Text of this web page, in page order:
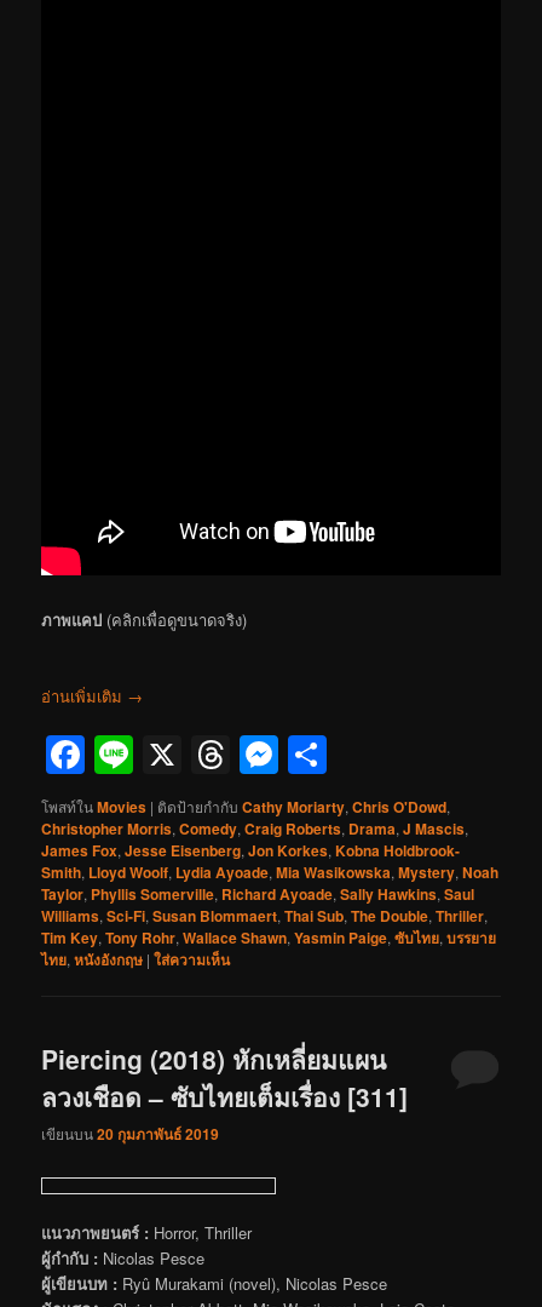
ภาพแคป (คลิกเพื่อดูขนาดจริง)
อ่านเพิ่มเติม →
Facebook
Line
X Threads
Messenger
โพสท์ในMovies | ติดป้ายกำกับ Cathy Moriarty,Chris O'Dowd,
Christopher Morris,Comedy,Craig Roberts, Drama,J Mascis,
James Fox,Jesse Eisenberg,Jon Korkes,Kobna Holdbrook-
Smith, Lloyd Woolf, Lydia Ayoade,Mia Wasikowska,Mystery,Noah
Taylor, Phyllis Somerville, Richard Ayoade,Sally Hawkins,Saul
Williams,Sci-Fi,Susan Blommaert,Thai Sub,The Double,Thriller,
Tim Key,Tony Rohr,Wallace Shawn,Yasmin Paige,ซับไทย,บรรยาย
ไทย,หนังอังกฤษ |ใส่ความเห็น
Piercing (2018) หักเหลี่ยมแผน
ลวงเชือด – ซับไทยเต็มเรื่อง [311]
เขียนบน20 กุมภาพันธ์ 2019
แนวภาพยนตร์ : Horror, Thriller
ผู้กำกับ : Nicolas Pesce
ผู้เขียนบท : Ryû Murakami (novel), Nicolas Pesce